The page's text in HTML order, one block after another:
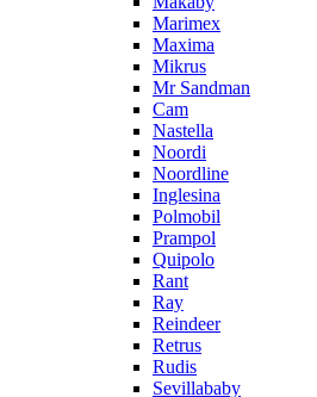
Marimex
Maxima
Mikrus
Mr Sandman
Cam
Nastella
Noordi
Noordline
Inglesina
Polmobil
Prampol
Quipolo
Rant
Ray
Reindeer
Retrus
Rudis
Sevillababy